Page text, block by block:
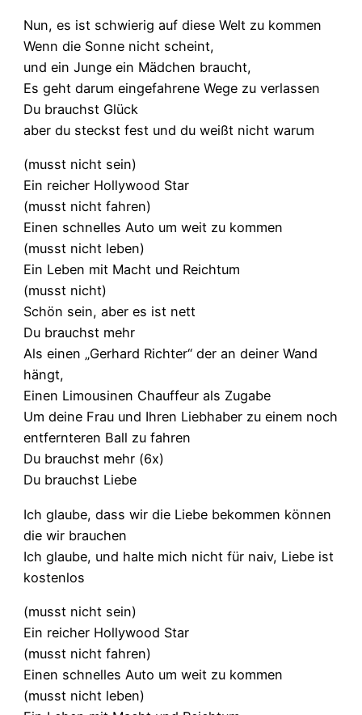
Nun, es ist schwierig auf diese Welt zu kommen
Wenn die Sonne nicht scheint,
und ein Junge ein Mädchen braucht,
Es geht darum eingefahrene Wege zu verlassen
Du brauchst Glück
aber du steckst fest und du weißt nicht warum
(musst nicht sein)
Ein reicher Hollywood Star
(musst nicht fahren)
Einen schnelles Auto um weit zu kommen
(musst nicht leben)
Ein Leben mit Macht und Reichtum
(musst nicht)
Schön sein, aber es ist nett
Du brauchst mehr
Als einen „Gerhard Richter“ der an deiner Wand
hängt,
Einen Limousinen Chauffeur als Zugabe
Um deine Frau und Ihren Liebhaber zu einem noch
entfernteren Ball zu fahren
Du brauchst mehr (6x)
Du brauchst Liebe
Ich glaube, dass wir die Liebe bekommen können
die wir brauchen
Ich glaube, und halte mich nicht für naiv, Liebe ist
kostenlos
(musst nicht sein)
Ein reicher Hollywood Star
(musst nicht fahren)
Einen schnelles Auto um weit zu kommen
(musst nicht leben)